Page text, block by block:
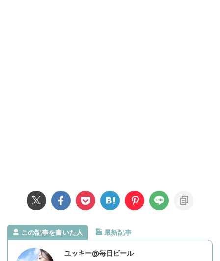
この記事を書いた人 最新記事
ユッキー@毎日ビール